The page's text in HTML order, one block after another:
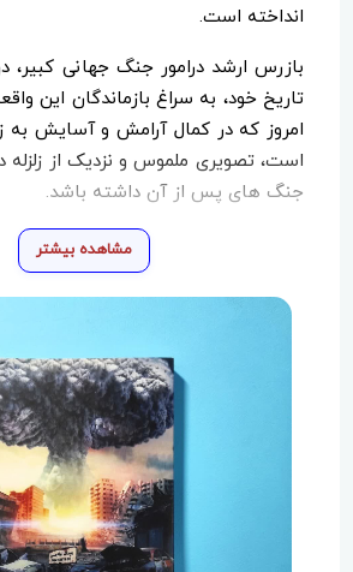
انداخته است.
بازرس ارشد درامور جنگ جهانی کبیر،
تاریخ خود، به سراغ بازماندگان این
امروز که در کمال آرامش و آسایش به
است، تصویری ملموس و نزدیک از زلزله
جنگ های پس از آن داشته باشد.
مشاهده بیشتر